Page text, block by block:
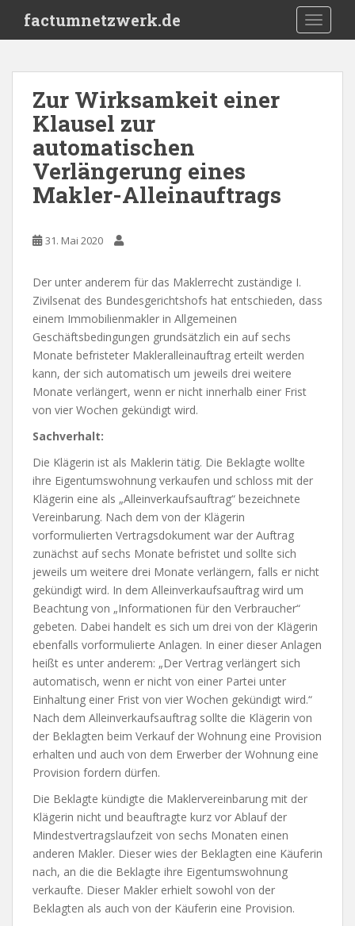
i
factumnetzwerk.de
Zur Wirksamkeit einer
Klausel zur
automatischen
Verlängerung eines
Makler-Alleinauftrags
31. Mai 2020
Der unter anderem für das Maklerrecht zuständige I.
Zivilsenat des Bundesgerichtshofs hat entschieden, dass
einem Immobilienmakler in Allgemeinen
Geschäftsbedingungen grundsätzlich ein auf sechs
Monate befristeter Makleralleinauftrag erteilt werden
kann, der sich automatisch um jeweils drei weitere
Monate verlängert, wenn er nicht innerhalb einer Frist
von vier Wochen gekündigt wird.
Sachverhalt:
Die Klägerin ist als Maklerin tätig. Die Beklagte wollte
ihre Eigentumswohnung verkaufen und schloss mit der
Klägerin eine als „Alleinverkaufsauftrag“ bezeichnete
Vereinbarung. Nach dem von der Klägerin
vorformulierten Vertragsdokument war der Auftrag
zunächst auf sechs Monate befristet und sollte sich
jeweils um weitere drei Monate verlängern, falls er nicht
gekündigt wird. In dem Alleinverkaufsauftrag wird um
Beachtung von „Informationen für den Verbraucher“
gebeten. Dabei handelt es sich um drei von der Klägerin
ebenfalls vorformulierte Anlagen. In einer dieser Anlagen
heißt es unter anderem: „Der Vertrag verlängert sich
automatisch, wenn er nicht von einer Partei unter
Einhaltung einer Frist von vier Wochen gekündigt wird.“
Nach dem Alleinverkaufsauftrag sollte die Klägerin von
der Beklagten beim Verkauf der Wohnung eine Provision
erhalten und auch von dem Erwerber der Wohnung eine
Provision fordern dürfen.
Die Beklagte kündigte die Maklervereinbarung mit der
Klägerin nicht und beauftragte kurz vor Ablauf der
Mindestvertragslaufzeit von sechs Monaten einen
anderen Makler. Dieser wies der Beklagten eine Käuferin
nach, an die die Beklagte ihre Eigentumswohnung
verkaufte. Dieser Makler erhielt sowohl von der
Beklagten als auch von der Käuferin eine Provision.